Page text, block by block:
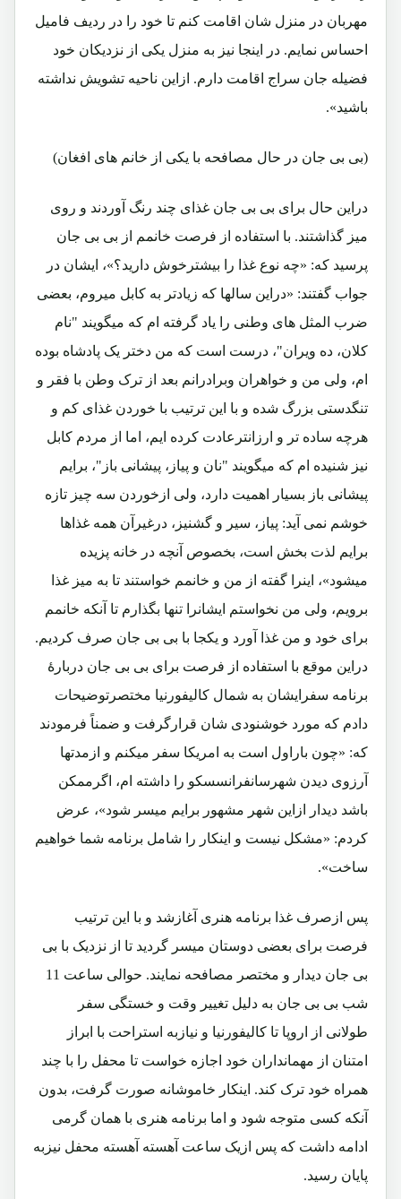
مهربان در منزل شان اقامت کنم تا خود را در ردیف فامیل
احساس نمایم. در اینجا نیز به منزل یکی از نزدیکان خود
فضیله جان سراج اقامت دارم. ازاین ناحیه تشویش نداشته
باشید».
(بی بی جان در حال مصافحه با یکی از خانم های افغان)
دراین حال برای بی بی جان غذای چند رنگ آوردند و روی
میز گذاشتند. با استفاده از فرصت خانمم از بی بی جان
پرسید که: «چه نوع غذا را بیشترخوش دارید؟»، ایشان در
جواب گفتند: «دراین سالها که زیادتر به کابل میروم، بعضی
ضرب المثل های وطنی را یاد گرفته ام که میگویند "نام
کلان، ده ویران"، درست است که من دختر یک پادشاه بوده
ام، ولی من و خواهران وبرادرانم بعد از ترک وطن با فقر و
تنگدستی بزرگ شده و با این ترتیب با خوردن غذای کم و
هرچه ساده تر و ارزانترعادت کرده ایم، اما از مردم کابل
نیز شنیده ام که میگویند "نان و پیاز، پیشانی باز"، برایم
پیشانی باز بسیار اهمیت دارد، ولی ازخوردن سه چیز تازه
خوشم نمی آید: پیاز، سیر و گشنیز، درغیرآن همه غذاها
برایم لذت بخش است، بخصوص آنچه در خانه پزیده
میشود»، اینرا گفته از من و خانمم خواستند تا به میز غذا
برویم، ولی من نخواستم ایشانرا تنها بگذارم تا آنکه خانمم
برای خود و من غذا آورد و یکجا با بی بی جان صرف کردیم.
دراین موقع با استفاده از فرصت برای بی بی جان دربارۀ
برنامه سفرایشان به شمال کالیفورنیا مختصرتوضیحات
دادم که مورد خوشنودی شان قرارگرفت و ضمناً فرمودند
که: «چون باراول است به امریکا سفر میکنم و ازمدتها
آرزوی دیدن شهرسانفرانسسکو را داشته ام، اگرممکن
باشد دیدار ازاین شهر مشهور برایم میسر شود»، عرض
کردم: «مشکل نیست و اینکار را شامل برنامه شما خواهیم
ساخت».
پس ازصرف غذا برنامه هنری آغازشد و با این ترتیب
فرصت برای بعضی دوستان میسر گردید تا از نزدیک با بی
بی جان دیدار و مختصر مصافحه نمایند. حوالی ساعت 11
شب بی بی جان به دلیل تغییر وقت و خستگی سفر
طولانی از اروپا تا کالیفورنیا و نیازبه استراحت با ابراز
امتنان از مهمانداران خود اجازه خواست تا محفل را با چند
همراه خود ترک کند. اینکار خاموشانه صورت گرفت، بدون
آنکه کسی متوجه شود و اما برنامه هنری با همان گرمی
ادامه داشت که پس ازیک ساعت آهسته آهسته محفل نیزبه
پایان رسید.